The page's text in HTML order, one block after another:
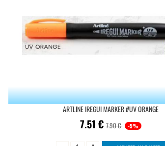
ARTLINE IREGUI MARKER #UV ORANGE
7.51€7.90 € -5%